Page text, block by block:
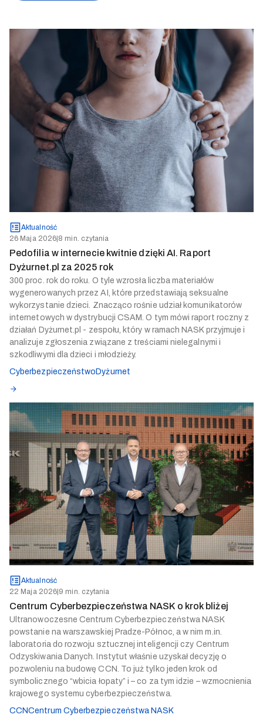
Aktualność
26 Maja 2026 8 min. czytania
Pedofilia w internecie kwitnie dzięki AI. Raport
Dyżurnet.pl za 2025 rok
300 proc. rok do roku. O tyle wzrosła liczba materiałów
wygenerowanych przez AI, które przedstawiają seksualne
wykorzystanie dzieci. Znacząco rośnie udział komunikatorów
internetowych w dystrybucji CSAM. O tym mówi raport roczny z
działań Dyżurnet.pl - zespołu, który w ramach NASK przyjmuje i
analizuje zgłoszenia związane z treściami nielegalnymi i
szkodliwymi dla dzieci i młodzieży.
Cyberbezpieczeństwo Dyżurnet
Aktualność
22 Maja 2026 9 min. czytania
Centrum Cyberbezpieczeństwa NASK o krok bliżej
Ultranowoczesne Centrum Cyberbezpieczeństwa NASK
powstanie na warszawskiej Pradze-Północ, a w nim m.in.
laboratoria do rozwoju sztucznej inteligencji czy Centrum
Odzyskiwania Danych. Instytut właśnie uzyskał decyzję o
pozwoleniu na budowę CCN. To już tylko jeden krok od
symbolicznego “wbicia łopaty” i – co za tym idzie – wzmocnienia
krajowego systemu cyberbezpieczeństwa.
CCNCentrum Cyberbezpieczeństwa NASK